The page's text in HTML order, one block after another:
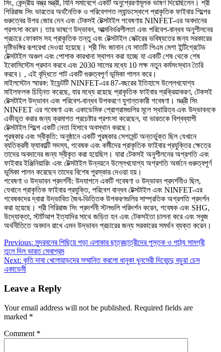
সিং, কেন্দ্রীয় বস্ত্র মন্ত্রী, যিনি সমাবেশে একটি অনুপ্রেরণামূলক ভাষণ দিয়েছিলেন। শ্রী
গিরিরাজ সিং ভারতের অর্থনৈতিক ও পরিবেশগত ল্যান্ডস্কেপে প্রাকৃতিক ফাইবার শিল্পের
গুরুত্বের উপর জোর দেন এবং টেকসই টেক্সটাইল গবেষণায় NINFET-এর অবদানের
প্রশংসা করেন। তার ভাষণে উদ্ভাবন, আত্মনির্ভরশীলতা এবং পরিবেশ-বান্ধব অনুশীলনের
প্রচারে ফোকাস সহ প্রাকৃতিক তন্তু এবং টেক্সটাইল সেক্টরের ভবিষ্যতের জন্য সরকারের
দৃষ্টিভঙ্গির রূপরেখা দেওয়া হয়েছে। শ্রী সিং জানান যে সাতটি পিএম মেগা ইন্টিগ্রেটেড
টেক্সটাইল অঞ্চল এবং পোশাক কারখানা স্থাপন করা হচ্ছে যা একটি শেষ থেকে শেষ
ইকোসিস্টেম প্রদান করবে এবং 2030 সালের মধ্যে 10 লক্ষ নতুন কর্মসংস্থান তৈরি
করবে। , এই বৃদ্ধিতে পাট একটি গুরুত্বপূর্ণ ভূমিকা পালন করে।
মাইলস্টোন স্মারক: ইভেন্টটি NINFET-এর 87-বছরের ইতিহাসে উল্লেখযোগ্য
মাইলফলক চিহ্নিত করেছে, যার মধ্যে রয়েছে প্রাকৃতিক ফাইবার প্রক্রিয়াকরণ, টেকসই
টেক্সটাইল উদ্ভাবন এবং পরিবেশ-বান্ধব উপকরণে যুগান্তকারী গবেষণা। মন্ত্রী সিং
NINFET এর গবেষণা এবং একাডেমিক প্রোগ্রামগুলির মূলে স্থায়িত্ব এবং উদ্ভাবনকে
একীভূত করার জন্য ক্রমাগত প্রচেষ্টার প্রশংসা করেছেন, যা ভারতকে বিশ্বব্যাপী
টেক্সটাইল শিল্পে একটি নেতা হিসাবে অবস্থান করছে।
পুরষ্কার এবং স্বীকৃতি: অনুষ্ঠানে একটি পুরষ্কার সেগমেন্ট অন্তর্ভুক্ত ছিল যেখানে
ব্যতিক্রমী ফ্যাকাল্টি সদস্য, গবেষক এবং কর্মীদের প্রাকৃতিক ফাইবার প্রযুক্তির ক্ষেত্রে
তাদের অবদানের জন্য স্বীকৃত করা হয়েছিল। যারা টেকসই অনুশীলনের অগ্রগতি এবং
ফাইবার ইঞ্জিনিয়ারিং এবং টেক্সটাইল উন্নয়নে উল্লেখযোগ্য অগ্রগতি অর্জনে গুরুত্বপূর্ণ
ভূমিকা পালন করেছেন তাদের বিশেষ পুরস্কার দেওয়া হয়।
গবেষণা ও উদ্ভাবন প্রদর্শনী: উদযাপনে একটি গবেষণা ও উদ্ভাবন প্রদর্শনীও ছিল,
যেখানে প্রাকৃতিক ফাইবার প্রযুক্তি, পরিবেশ বান্ধব টেক্সটাইল এবং NINFET-এর
গবেষকদের দ্বারা উদ্ভাবিত জৈব-ভিত্তিক উপকরণগুলির সাম্প্রতিক অগ্রগতি প্রদর্শন
করা হয়েছে। শ্রী গিরিরাজ সিং প্রদর্শনী স্টলগুলি পরিদর্শন করেন, গবেষক এবং SHG,
উদ্যোক্তা, স্টার্টআপ ইত্যাদির সাথে জড়িত হন এবং টেকসইতা চালনা করে এবং সবুজ
অর্থনীতিতে অবদান রাখে এমন উদ্ভাবন প্রচারের জন্য সরকারের সমর্থন ব্যক্ত করেন।
Post
navigation
Previous: সুন্দরবনের পিছিয়ে পড়া এলাকার ছাত্রছাত্রীদের পুস্তক ও পাঠ্য সামগ্রী
তুলে দিল ভারত সেবাশ্রম
Next: কৃতি দাবা খেলোয়াড়দের সম্মানিত করলো ধানুকা ধুনসেরী দিব্যেন্দু বড়ুয়া চেস
একাডেমী
Leave a Reply
Your email address will not be published. Required fields are
marked *
Comment *